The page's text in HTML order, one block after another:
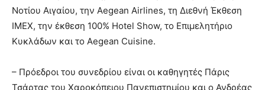
Νοτίου Αιγαίου, την Aegean Airlines, τη Διεθνή Έκθεση
IMEX, την έκθεση 100% Hotel Show, το Επιμελητήριο
Κυκλάδων και το Aegean Cuisine.
– Πρόεδροι του συνεδρίου είναι οι καθηγητές Πάρις
Τσάρτας του Χαροκόπειου Πανεπιστημίου και ο Ανδρέας